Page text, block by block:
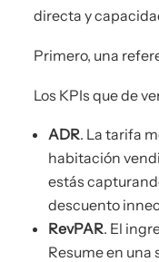
directa y
Primero, una
Los KPIs que de
ADR. La tarifa
habitación
estás
descuento
RevPAR. El
Resume en una